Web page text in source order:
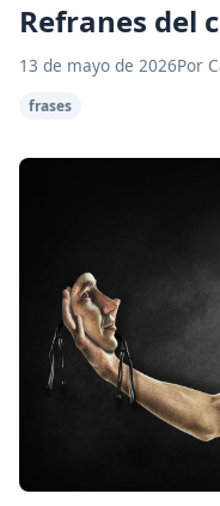
Refranes del
13 de mayo de 2026Por
frases